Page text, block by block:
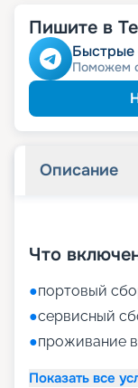
Пишите в
Быстрые
Поможем
Описание
Что
●портовый
●сервисный
●проживание
Показать все